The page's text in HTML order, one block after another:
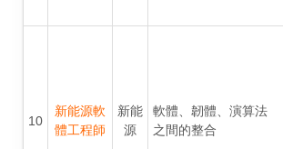
10
新能源軟
體工程師
新能
源
軟體、韌體、演算法
之間的整合